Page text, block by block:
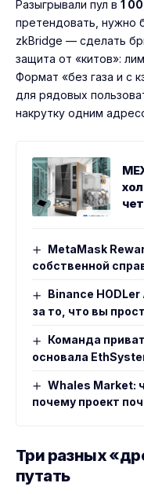
Разыгрывали пул в 1
претендовать, нужно
zkBridge — сделать
защита от «китов»:
Формат «без газа и с
для рядовых
накрутку одним
MetaMask
собственной
Binance
за то, что вы
Команда
основала
Whales Market:
почему проект
Три разных
путать